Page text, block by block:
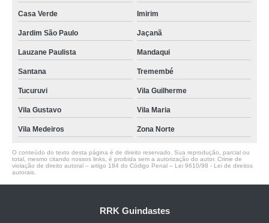
Casa Verde Imirim
Jardim São Paulo Jaçanã
Lauzane Paulista Mandaqui
Santana Tremembé
Tucuruvi Vila Guilherme
Vila Gustavo Vila Maria
Vila Medeiros Zona Norte
O conteúdo do texto desta página é de direito reservado. Sua reprodução, parcial ou
total, mesmo citando nossos links, é proibida sem a autorização do autor. Crime de
violação de direito autoral – artigo 184 do Código Penal – Lei 9610/98 - Lei de direitos
autorais.
RRK Guindastes